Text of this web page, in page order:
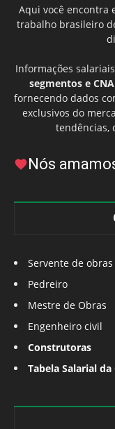
Aqui você encontra
trabalho brasileiro
Informações
segmentos e
fornecendo dados
exclusivos do
tendências,
Nós
Servente de obras
Pedreiro
Mestre de Obras
Engenheiro civil
Construtoras
Tabela Salarial